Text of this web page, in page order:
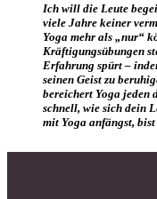
Ich will die Leute
viele Jahre keiner
Yoga mehr als „nur“
Kräftigungsübungen
Erfahrung spürt –
seinen Geist zu
bereichert Yoga jeden
schnell, wie sich dein
mit Yoga anfängst,